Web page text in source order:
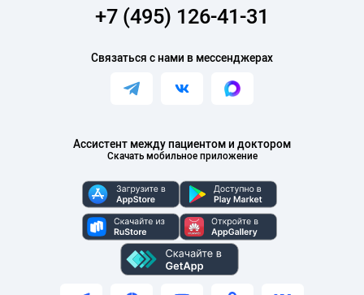
Ассистент между пациентом и доктором
Скачать мобильное приложение
+7 (495) 126-41-31
Связаться с нами в мессенджерах